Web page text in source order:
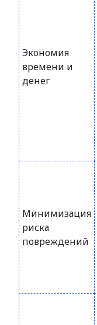
Экономия
времени и
денег
Минимизация
риска
повреждений